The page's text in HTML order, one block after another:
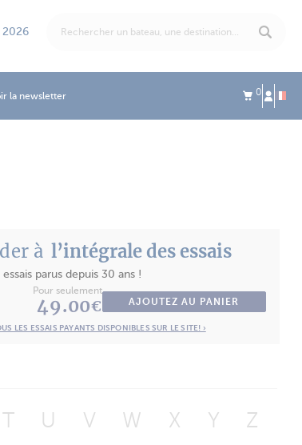
2026
la newsletter 0
à l’intégrale des essais
essais parus depuis 30 ans !
Pour seulement
49.00€ AJOUTEZ AU PANIER
LES ESSAIS PAYANTS DISPONIBLES SUR LE SITE! ›
T U V W X Y Z